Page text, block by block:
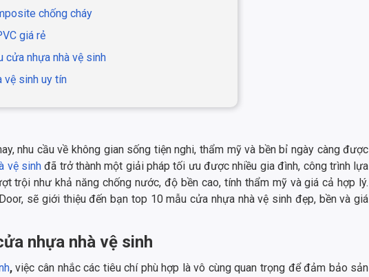
chống cháy
giá rẻ
cửa nhựa nhà vệ sinh
vệ sinh uy tín
nhu cầu về không gian sống tiện nghi, thẩm mỹ và bền bỉ ngày càng được
vệ sinhđã trở thành một giải pháp tối ưu được nhiều gia đình, công trình lựa
trội như khả năng chống nước, độ bền cao, tính thẩm mỹ và giá cả hợp lý.
sẽ giới thiệu đến bạn top 10 mẫu cửa nhựa nhà vệ sinh đẹp, bền và giá
nhựa nhà vệ sinh
,việc cân nhắc các tiêu chí phù hợp là vô cùng quan trọng để đảm bảo sản